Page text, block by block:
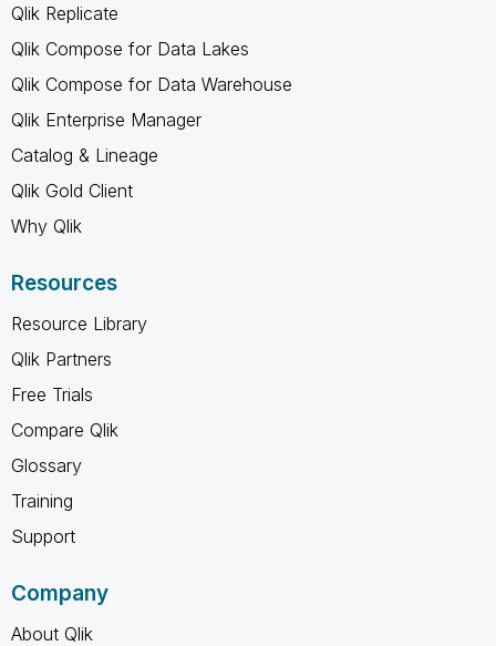
Qlik Replicate
Qlik Compose for Data Lakes
Qlik Compose for Data Warehouse
Qlik Enterprise Manager
Catalog & Lineage
Qlik Gold Client
Why Qlik
Resources
Resource Library
Qlik Partners
Free Trials
Compare Qlik
Glossary
Training
Support
Company
About Qlik